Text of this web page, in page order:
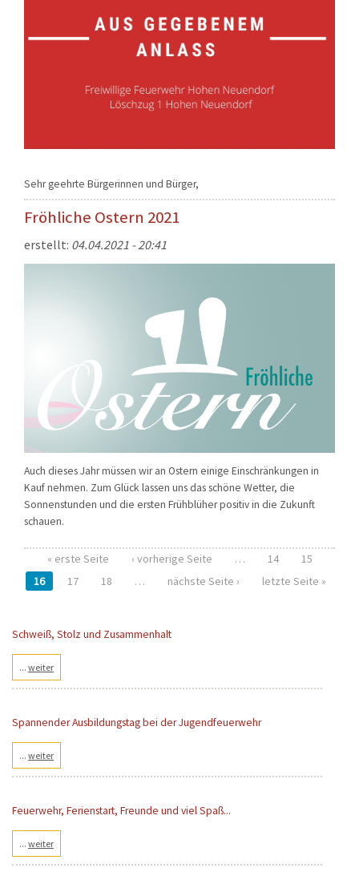
Sehr geehrte Bürgerinnen und Bürger,
Fröhliche Ostern 2021
erstellt: 04.04.2021 - 20:41
Auch dieses Jahr müssen wir an Ostern einige Einschränkungen in
Kauf nehmen. Zum Glück lassen uns das schöne Wetter, die
Sonnenstunden und die ersten Frühblüher positiv in die Zukunft
schauen.
Seiten
« erste Seite ‹ vorherige Seite … 14
15
16
17 18 … nächste Seite › letzte Seite »
Schweiß, Stolz und Zusammenhalt
... weiter
Spannender Ausbildungstag bei der Jugendfeuerwehr
... weiter
Feuerwehr, Ferienstart, Freunde und viel Spaß...
... weiter